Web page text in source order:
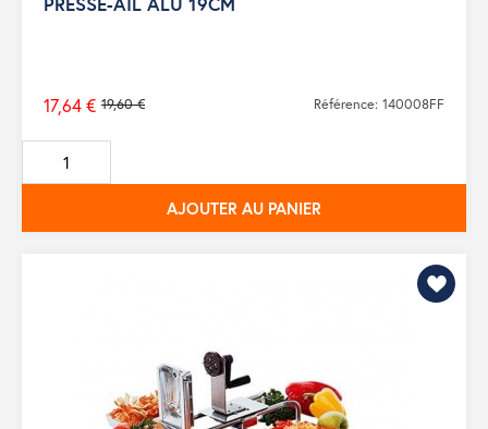
Prix
de
base
19,60 €
17,64 € Référence: 140008FF
AJOUTER AU PANIER